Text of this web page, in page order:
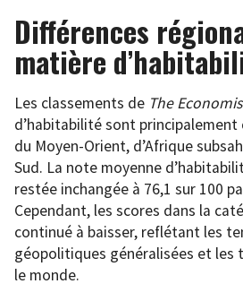
Différences
matière
Les classements de The
d’habitabilité sont
du Moyen-Orient, d’Afrique
Sud. La note moyenne
restée inchangée à 76,1 sur 100
Cependant, les scores dans la
continué à baisser, reflétant les
géopolitiques généralisées et les
le monde.